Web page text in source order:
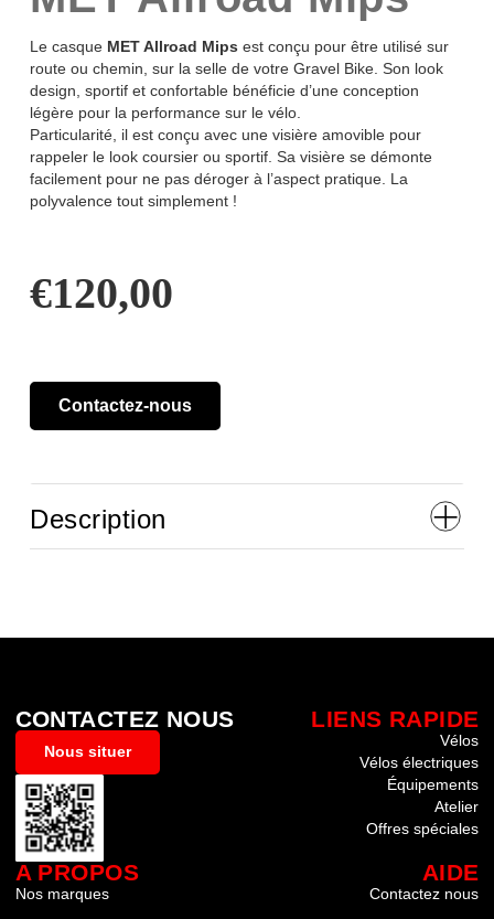
Le casque MET Allroad Mips est conçu pour être utilisé sur
route ou chemin, sur la selle de votre Gravel Bike. Son look
design, sportif et confortable bénéficie d’une conception
légère pour la performance sur le vélo.
Particularité, il est conçu avec une visière amovible pour
rappeler le look coursier ou sportif. Sa visière se démonte
facilement pour ne pas déroger à l’aspect pratique. La
polyvalence tout simplement !
€120,00
Contactez-nous
Description
CONTACTEZ NOUS
Nous situer
LIENS RAPIDE
Vélos
Vélos électriques
Équipements
Atelier
Offres spéciales
A PROPOS
Nos marques
AIDE
Contactez nous